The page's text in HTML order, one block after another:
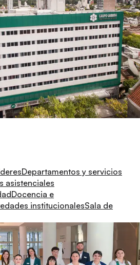
Departamentos y servicios
asistenciales
Docencia e
institucionalesSala de